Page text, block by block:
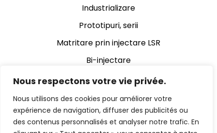
Nous respectons votre vie privée.
Nous utilisons des cookies pour améliorer votre
expérience de navigation, diffuser des publicités ou
des contenus personnalisés et analyser notre trafic. En
Industrializare
Prototipuri, serii
Matritare prin injectare LSR
Bi-injectare
Matritare cauciuc si silicon
Matritare cauciuc
Automatizare
Decupare